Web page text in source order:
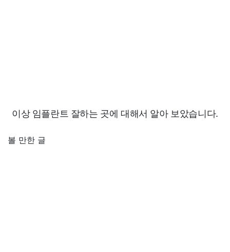
이상 임플란트 잘하는 곳에 대해서 알아 보았습니다.
볼 만한 글